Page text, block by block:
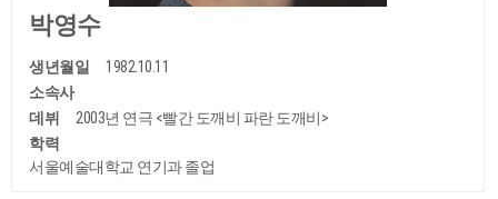
박영수
생년월일
1982.10.11
소속사
데뷔
2003년 연극 <빨간 도깨비 파란 도깨비>
학력
서울예술대학교 연기과 졸업